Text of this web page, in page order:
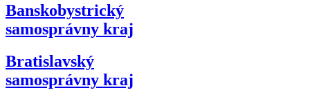
Banskobystrický
samosprávny kraj
Bratislavský
samosprávny kraj